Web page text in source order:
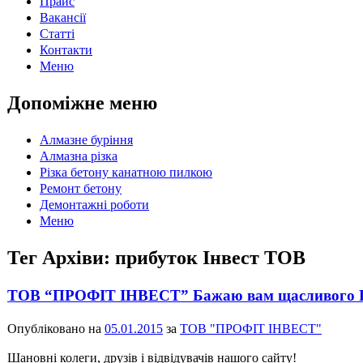
Вакансії
Статті
Контакти
Меню
Допоміжне меню
Алмазне буріння
Алмазна різка
Різка бетону канатною пилкою
Ремонт бетону
Демонтажні роботи
Меню
Тег Архіви: прибуток Інвест ТОВ
ТОВ “ПРОФІТ ІНВЕСТ” Бажаю вам щасливого
Опубліковано на 05.01.2015 за ТОВ "ПРОФІТ ІНВЕСТ"
Шановні колеги, друзів і відвідувачів нашого сайту!